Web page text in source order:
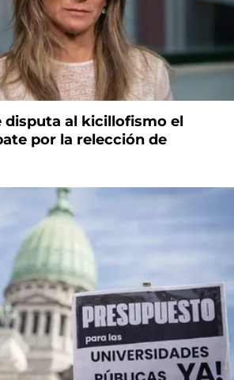
disputa al kicillofismo el
por la relección de